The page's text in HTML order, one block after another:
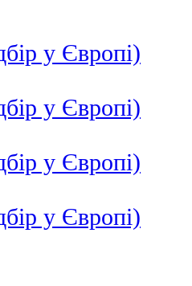
у Європі)
у Європі)
у Європі)
у Європі)